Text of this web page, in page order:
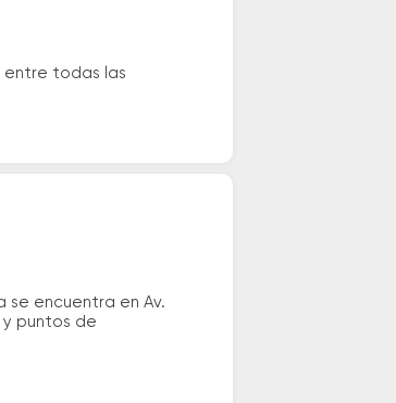
entre todas las
se encuentra en Av.
y puntos de